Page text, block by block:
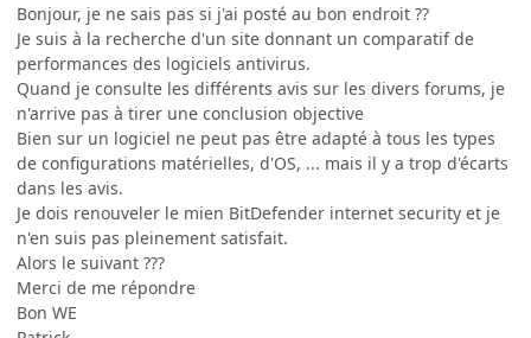
Bonjour, je ne sais pas si j'ai posté au bon endroit ??
Je suis à la recherche d'un site donnant un comparatif de
performances des logiciels antivirus.
Quand je consulte les différents avis sur les divers forums, je
n'arrive pas à tirer une conclusion objective
Bien sur un logiciel ne peut pas être adapté à tous les types
de configurations matérielles, d'OS, ... mais il y a trop d'écarts
dans les avis.
Je dois renouveler le mien BitDefender internet security et je
n'en suis pas pleinement satisfait.
Alors le suivant ???
Merci de me répondre
Bon WE